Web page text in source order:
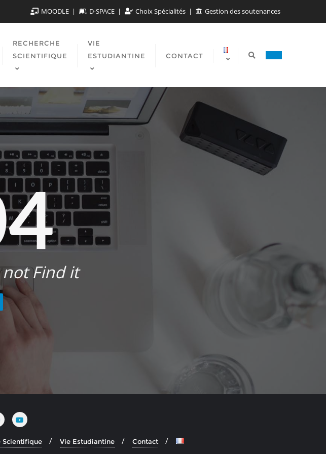
MOODLE D-SPACE Choix Spécialités Gestion des soutenances
RECHERCHE
SCIENTIFIQUE
VIE
ESTUDIANTINE
CONTACT
not Find it
Scientifique Vie Estudiantine Contact